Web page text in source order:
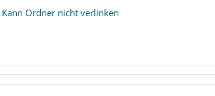
Kann Ordner nicht verlinken